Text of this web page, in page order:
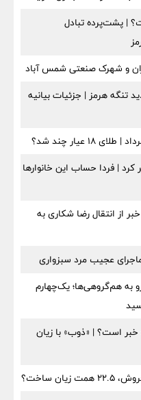
| پشت‌پرده تبادل
و شهرک صنعتی شمس آباد
تنگه هرمز | جزئیات بیانیه
کالابرگ مرداد ۱۴۰۵ تغییر کرد | فردا حساب این خانوارها
از انتقال رضا شکاری به
عجیب مرد سبزواری
دارو به هم‌گروهی‌ها؛ یک‌چهارم
چه خبر است؟ | «ذوب» با زیان